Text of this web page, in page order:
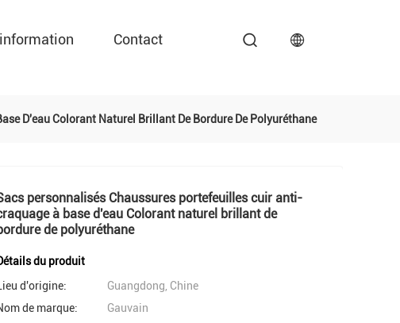
Contact
D'eau Colorant Naturel Brillant De Bordure De Polyuréthane
personnalisés Chaussures portefeuilles cuir anti-
à base d'eau Colorant naturel brillant de
de polyuréthane
du produit
Lieu d'origine:
Guangdong, Chine
de marque:
Gauvain